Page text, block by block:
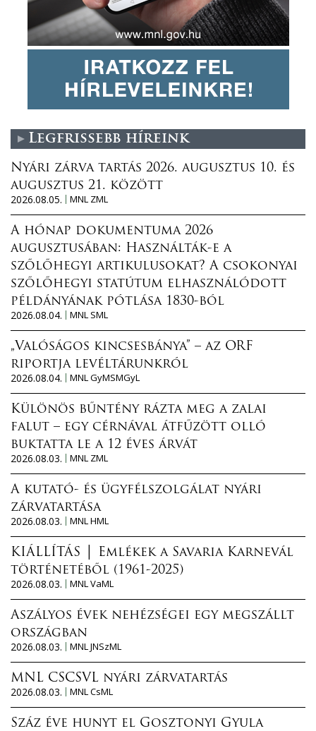
Legfrissebb híreink
Nyári zárva tartás 2026. augusztus 10. és
augusztus 21. között
2026.08.05.
MNL ZML
A hónap dokumentuma 2026
augusztusában: Használták-e a
szőlőhegyi artikulusokat? A csokonyai
szőlőhegyi statútum elhasználódott
példányának pótlása 1830-ból
2026.08.04.
MNL SML
„Valóságos kincsesbánya” – az ORF
riportja levéltárunkról
2026.08.04.
MNL GyMSMGyL
Különös bűntény rázta meg a zalai
falut – egy cérnával átfűzött olló
buktatta le a 12 éves árvát
2026.08.03.
MNL ZML
A kutató- és ügyfélszolgálat nyári
zárvatartása
2026.08.03.
MNL HML
KIÁLLÍTÁS │ Emlékek a Savaria Karnevál
történetéből (1961-2025)
2026.08.03.
MNL VaML
Aszályos évek nehézségei egy megszállt
országban
2026.08.03.
MNL JNSzML
MNL CSCSVL nyári zárvatartás
2026.08.03.
MNL CsML
Száz éve hunyt el Gosztonyi Gyula